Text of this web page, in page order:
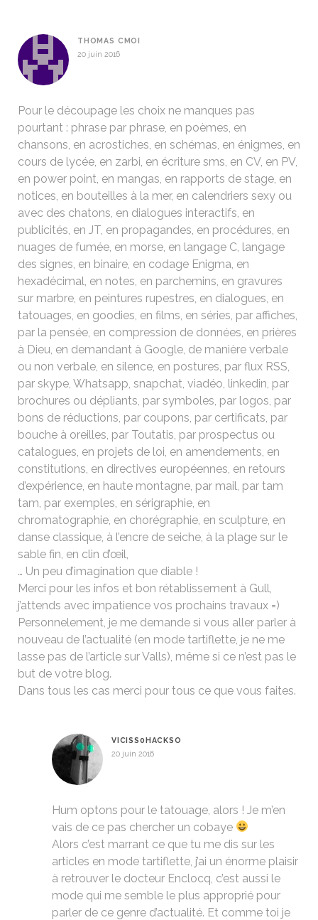
THOMAS CMOI
20 juin 2016
Pour le découpage les choix ne manques pas
pourtant : phrase par phrase, en poèmes, en
chansons, en acrostiches, en schémas, en énigmes, en
cours de lycée, en zarbi, en écriture sms, en CV, en PV,
en power point, en mangas, en rapports de stage, en
notices, en bouteilles à la mer, en calendriers sexy ou
avec des chatons, en dialogues interactifs, en
publicités, en JT, en propagandes, en procédures, en
nuages de fumée, en morse, en langage C, langage
des signes, en binaire, en codage Enigma, en
hexadécimal, en notes, en parchemins, en gravures
sur marbre, en peintures rupestres, en dialogues, en
tatouages, en goodies, en films, en séries, par affiches,
par la pensée, en compression de données, en prières
à Dieu, en demandant à Google, de manière verbale
ou non verbale, en silence, en postures, par flux RSS,
par skype, Whatsapp, snapchat, viadéo, linkedin, par
brochures ou dépliants, par symboles, par logos, par
bons de réductions, par coupons, par certificats, par
bouche à oreilles, par Toutatis, par prospectus ou
catalogues, en projets de loi, en amendements, en
constitutions, en directives européennes, en retours
d’expérience, en haute montagne, par mail, par tam
tam, par exemples, en sérigraphie, en
chromatographie, en chorégraphie, en sculpture, en
danse classique, à l’encre de seiche, à la plage sur le
sable fin, en clin d’œil,
… Un peu d’imagination que diable !
Merci pour les infos et bon rétablissement à Gull,
j’attends avec impatience vos prochains travaux =)
Personnelement, je me demande si vous aller parler à
nouveau de l’actualité (en mode tartiflette, je ne me
lasse pas de l’article sur Valls), même si ce n’est pas le
but de votre blog.
Dans tous les cas merci pour tous ce que vous faites.
VICISS0HACKSO
20 juin 2016
Hum optons pour le tatouage, alors ! Je m’en
vais de ce pas chercher un cobaye
Alors c’est marrant ce que tu me dis sur les
articles en mode tartiflette, j’ai un énorme plaisir
à retrouver le docteur Enclocq, c’est aussi le
mode qui me semble le plus approprié pour
parler de ce genre d’actualité. Et comme toi je